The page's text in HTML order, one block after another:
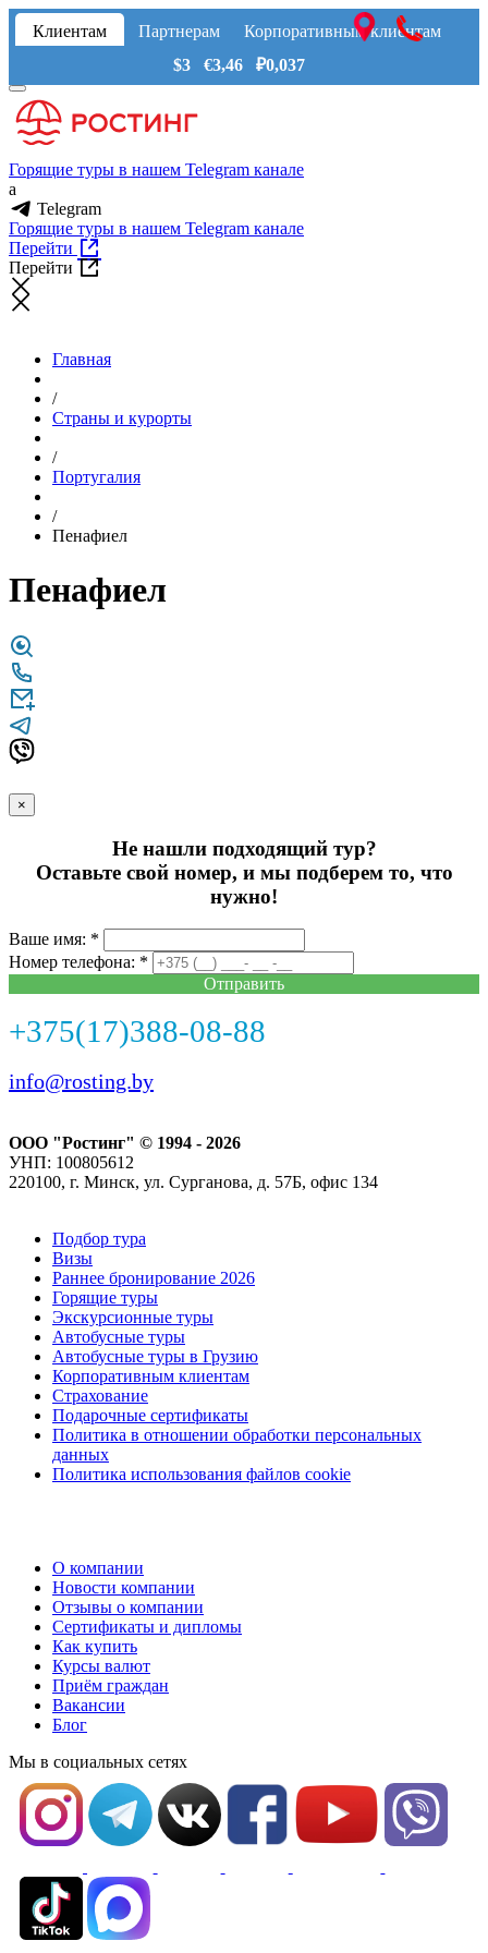
Клиентам Партнерам
Корпоративным клиентам
$3 €3,46 ₽0,037
Горящие туры в нашем Telegram канале
a
Telegram
Горящие туры в нашем Telegram канале
Перейти
Перейти
Главная
/
Страны и курорты
/
Португалия
/
Пенафиел
Пенафиел
×
Не нашли подходящий тур?
Оставьте свой номер, и мы подберем то, что
нужно!
Ваше имя: *
Номер телефона: *
Отправить
+375(17)388-08-88
info@rosting.by
ООО "Ростинг" © 1994 - 2026
УНП: 100805612
220100, г. Минск, ул. Сурганова, д. 57Б, офис 134
Подбор тура
Визы
Раннее бронирование 2026
Горящие туры
Экскурсионные туры
Автобусные туры
Автобусные туры в Грузию
Корпоративным клиентам
Страхование
Подарочные сертификаты
Политика в отношении обработки персональных
данных
Политика использования файлов cookie
О компании
Новости компании
Отзывы о компании
Сертификаты и дипломы
Как купить
Курсы валют
Приём граждан
Вакансии
Блог
Мы в социальных сетях